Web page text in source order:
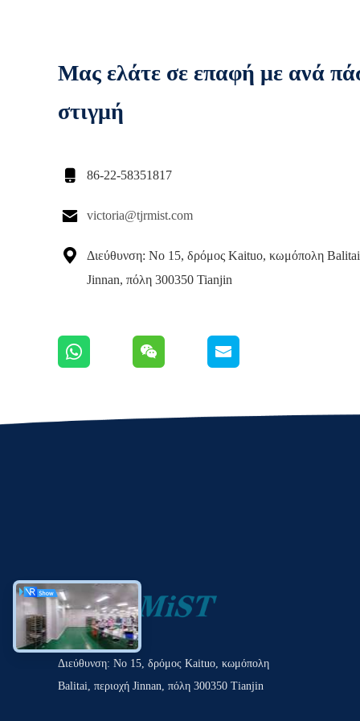
Μας ελάτε σε επαφή με ανά
στιγμή
 86-22-58351817
 victoria@tjrmist.com

Διεύθυνση: Νο 15, δρόμος Kaituo, κωμόπολη
Jinnan, πόλη 300350 Tianjin
Διεύθυνση: Νο 15, δρόμος Kaituo, κωμόπολη
Balitai, περιοχή Jinnan, πόλη 300350 Tianjin